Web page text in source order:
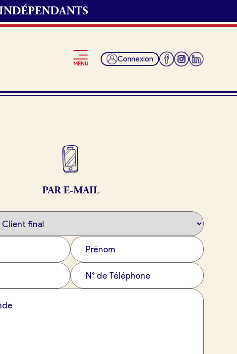
MENU Connexion
Je suis fournisseur
PAR E-MAIL